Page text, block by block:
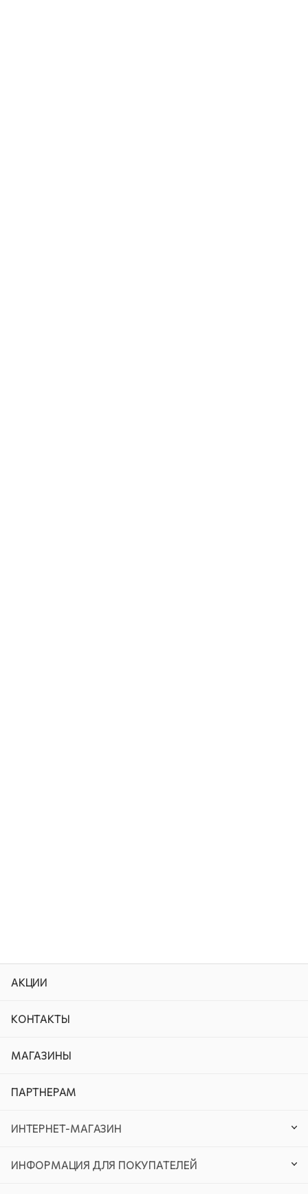
АКЦИИ
КОНТАКТЫ
МАГАЗИНЫ
ПАРТНЕРАМ
ИНТЕРНЕТ-МАГАЗИН
ИНФОРМАЦИЯ ДЛЯ ПОКУПАТЕЛЕЙ